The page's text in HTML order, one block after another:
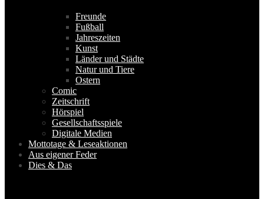
Freunde
Fußball
Jahreszeiten
Kunst
Länder und Städte
Natur und Tiere
Ostern
Comic
Zeitschrift
Hörspiel
Gesellschaftsspiele
Digitale Medien
Mottotage & Leseaktionen
Aus eigener Feder
Dies & Das